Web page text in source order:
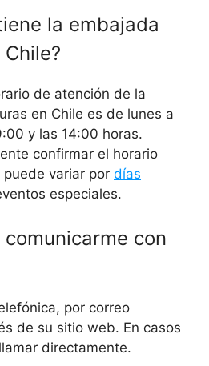
la embajada
de atención de la
en Chile es de lunes a
y las 14:00 horas.
confirmar el horario
variar por días
especiales.
con
por correo
de su sitio web. En casos
directamente.